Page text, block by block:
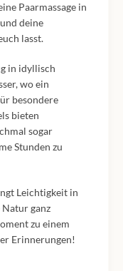
Paarmassage in
deine
lasst.
in idyllisch
wo ein
besondere
bieten
sogar
Stunden zu
Leichtigkeit in
ganz
zu einem
Erinnerungen!